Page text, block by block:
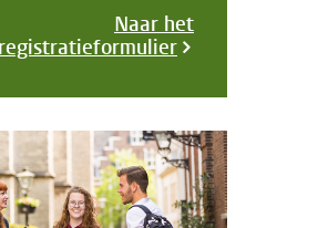
Naar het
registratieformulier